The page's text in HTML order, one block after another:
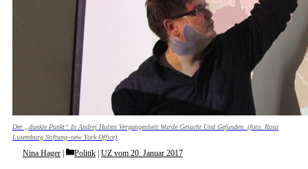
Der „dunkle Punkt“ In Andrej Holms Vergangenheit Wurde Gesucht Und Gefunden. (foto: Rosa
Luxemburg Stiftung–new York Office)
Nina Hager Categories
Politik UZ vom 20. Januar 2017